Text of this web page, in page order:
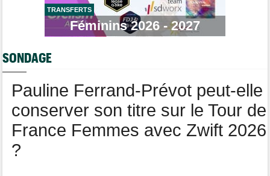
Jakobsen réagit à son transfert : "J'ai encore de la ressource"
Tour de Burgos
Oscar Onley : "Nous avons un groupe très solide..."
Tour de France Femmes
TRANSFERTS
Féminins 2026 - 2027
SONDAGE
Pauline Ferrand-Prévot peut-elle
conserver son titre sur le Tour de
France Femmes avec Zwift 2026
?